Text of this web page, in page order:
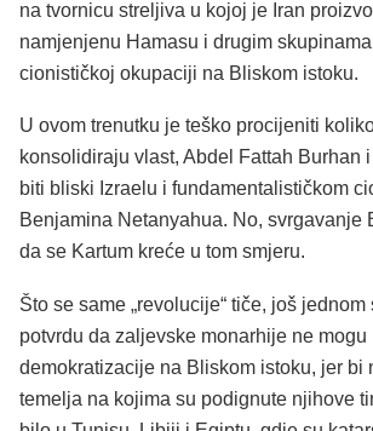
na tvornicu streljiva u kojoj je Iran
namjenjenu Hamasu i drugim
cionističkoj okupaciji na Bliskom istoku.
U ovom trenutku je teško procijeniti
konsolidiraju vlast, Abdel Fattah Burhan
biti bliski Izraelu i fundamentalističkom
Benjamina Netanyahua. No, svrgavanje
da se Kartum kreće u tom smjeru.
Što se same „revolucije“ tiče, još jednom
potvrdu da zaljevske monarhije ne mogu
demokratizacije na Bliskom istoku, jer bi
temelja na kojima su podignute njihove